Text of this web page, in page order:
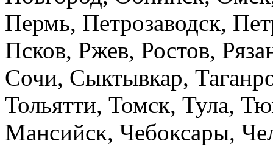
Пермь, Петрозаводск,
Псков, Ржев, Ростов,
Сочи, Сыктывкар,
Тольятти, Томск, Тула,
Мансийск, Чебоксары,